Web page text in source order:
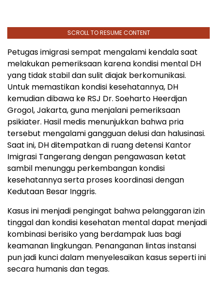
SCROLL TO RESUME CONTENT
Petugas imigrasi sempat mengalami kendala saat
melakukan pemeriksaan karena kondisi mental DH
yang tidak stabil dan sulit diajak berkomunikasi.
Untuk memastikan kondisi kesehatannya, DH
kemudian dibawa ke RSJ Dr. Soeharto Heerdjan
Grogol, Jakarta, guna menjalani pemeriksaan
psikiater. Hasil medis menunjukkan bahwa pria
tersebut mengalami gangguan delusi dan halusinasi.
Saat ini, DH ditempatkan di ruang detensi Kantor
Imigrasi Tangerang dengan pengawasan ketat
sambil menunggu perkembangan kondisi
kesehatannya serta proses koordinasi dengan
Kedutaan Besar Inggris.
Kasus ini menjadi pengingat bahwa pelanggaran izin
tinggal dan kondisi kesehatan mental dapat menjadi
kombinasi berisiko yang berdampak luas bagi
keamanan lingkungan. Penanganan lintas instansi
pun jadi kunci dalam menyelesaikan kasus seperti ini
secara humanis dan tegas.